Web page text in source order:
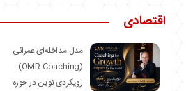
اقتصادی
مدل مداخله‌ای عمرائی
(OMR Coaching)
رویکردی نوین در حوزه